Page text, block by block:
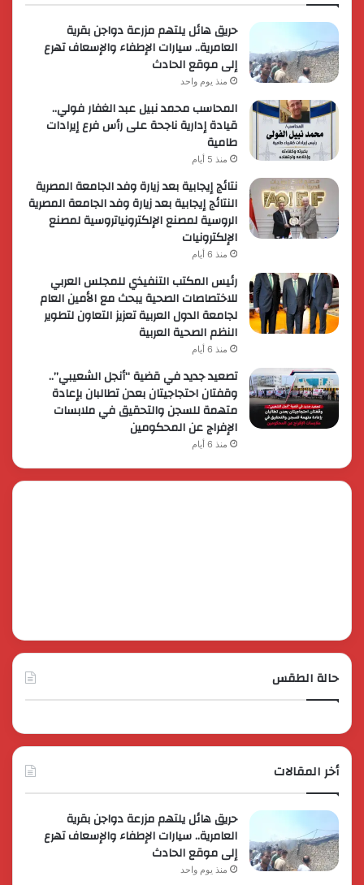
حريق هائل يلتهم مزرعة دواجن بقرية
العامرية.. سيارات الإطفاء والإسعاف تهرع
إلى موقع الحادث
منذ يوم واحد
المحاسب محمد نبيل عبد الغفار فولي..
قيادة إدارية ناجحة على رأس فرع إيرادات
طامية
منذ 5 أيام
نتائج إيجابية بعد زيارة وفد الجامعة المصرية
النتائج إيجابية بعد زيارة وفد الجامعة المصرية
الروسية لمصنع الإلكترونياتروسية لمصنع
الإلكترونيات
منذ 6 أيام
رئيس المكتب التنفيذي للمجلس العربي
للاختصاصات الصحية يبحث مع الأمين العام
لجامعة الدول العربية تعزيز التعاون لتطوير
النظم الصحية العربية
منذ 6 أيام
تصعيد جديد في قضية “أنجل الشعيبي”..
وقفتان احتجاجيتان بعدن تطالبان بإعادة
متهمة للسجن والتحقيق في ملابسات
الإفراج عن المحكومين
منذ 6 أيام
حالة الطقس
أخر المقالات
حريق هائل يلتهم مزرعة دواجن بقرية
العامرية.. سيارات الإطفاء والإسعاف تهرع
إلى موقع الحادث
منذ يوم واحد